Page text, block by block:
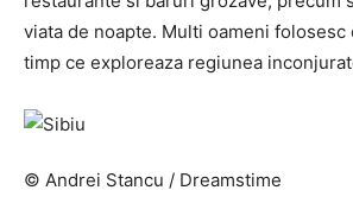
viata de noapte. Multi oameni folosesc
timp ce exploreaza regiunea
© Andrei Stancu / Dreamstime